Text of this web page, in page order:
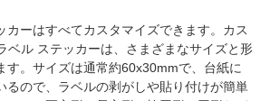
カーはすべてカスタマイズできます。カス
ベル ステッカーは、さまざまなサイズと形
す。サイズは通常約60x30mmで、台紙に
るので、ラベルの剥がしや貼り付けが簡単